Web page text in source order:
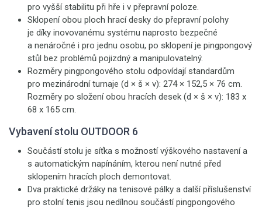
pro vyšší stabilitu při hře i v přepravní poloze.
Sklopení obou ploch hrací desky do přepravní polohy
je díky inovovanému systému naprosto bezpečné
a nenáročné i pro jednu osobu, po sklopení je pingpongový
stůl bez problémů pojizdný a manipulovatelný.
Rozměry pingpongového stolu odpovídají standardům
pro mezinárodní turnaje (d × š × v): 274 × 152,5 × 76 cm.
Rozměry po složení obou hracích desek (d × š × v): 183 x
68 x 165 cm.
Vybavení stolu OUTDOOR 6
Součástí stolu je síťka s možností výškového nastavení a
s automatickým napínáním, kterou není nutné před
sklopením hracích ploch demontovat.
Dva praktické držáky na tenisové pálky a další příslušenství
pro stolní tenis jsou nedílnou součástí pingpongového